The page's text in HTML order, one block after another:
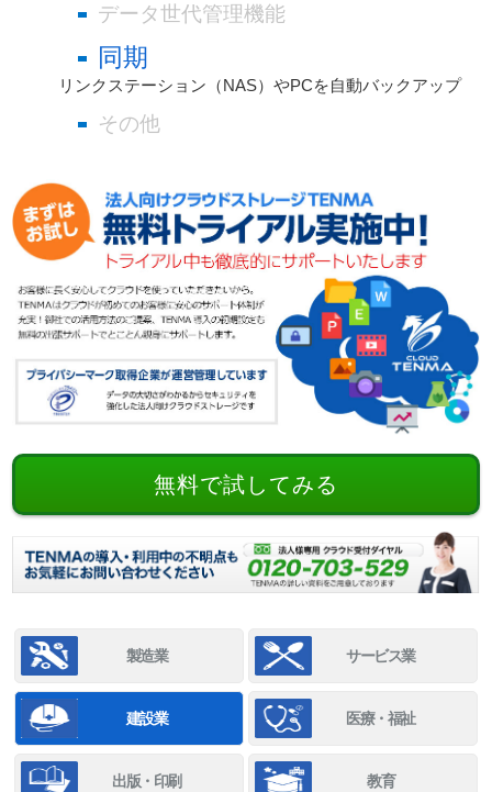
データ世代管理機能
同期
リンクステーション（NAS）やPCを自動バックアップ
その他
無料で試してみる
製造業 サービス業
建設業 医療・福祉
出版・印刷 教育